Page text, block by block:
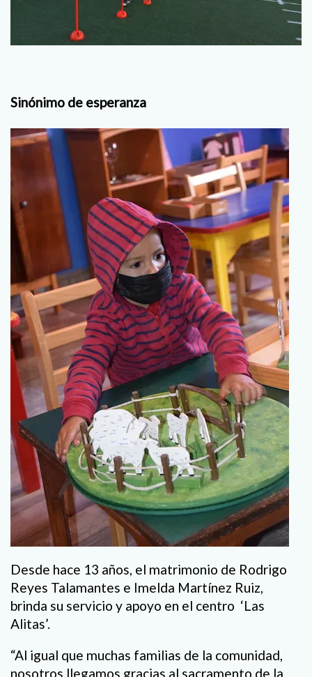
Sinónimo de esperanza
Desde hace 13 años, el matrimonio de Rodrigo
Reyes Talamantes e Imelda Martínez Ruiz,
brinda su servicio y apoyo en el centro ‘Las
Alitas’.
“Al igual que muchas familias de la comunidad,
nosotros llegamos gracias al sacramento de la